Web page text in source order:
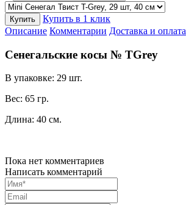
Купить
Купить в 1 клик
Описание Комментарии Доставка и оплата
Сенегальские косы № TGrey
В упаковке: 29 шт.
Вес: 65 гр.
Длина: 40 см.
Пока нет комментариев
Написать комментарий